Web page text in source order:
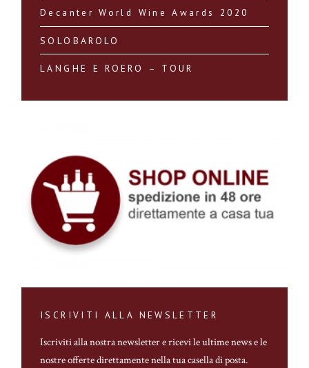
Decanter World Wine Awards 2020
SOLOBAROLO
LANGHE E ROERO – TOUR
ISCRIVITI ALLA NEWSLETTER
Iscriviti alla nostra newslettere ricevi le ultime news e le
nostre offerte direttamente nella tua casella di posta.